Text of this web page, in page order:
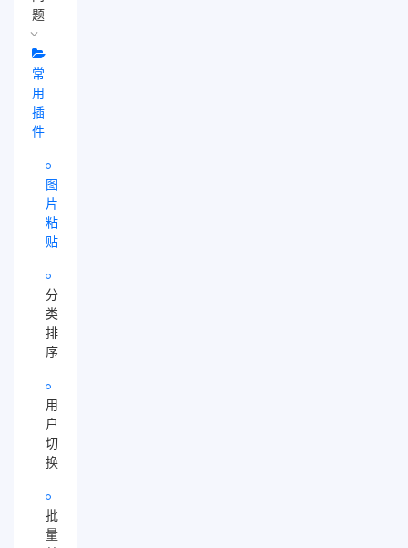
题
常
用
插
件
图
片
粘
贴
分
类
排
序
用
户
切
换
批
量